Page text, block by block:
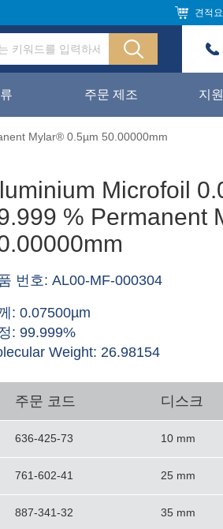
견적
주문 제조 지원
Mylar® 0.5µm 50.00000mm
Microfoil
% Permanent
번호: AL00-MF-000304
: 0.07500µm
: 99.999%
Weight: 26.98154
주문 코드 디스크
636-425-73 10 mm
761-602-41 25 mm
887-341-32 35 mm